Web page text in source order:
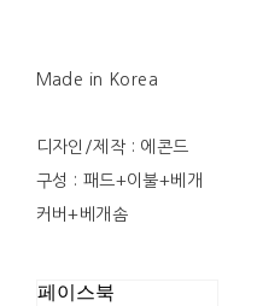
Made in Korea
디자인/제작 : 에콘드
구성 : 패드+이불+베개
커버+베개솜
페이스북